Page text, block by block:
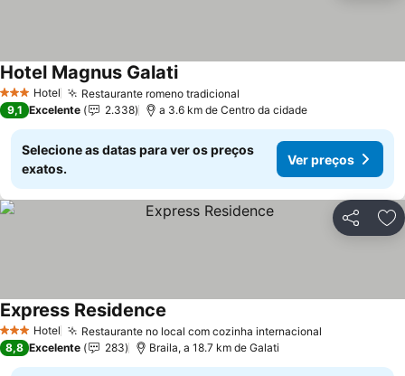
3 EstrelasHotel Restaurante romeno tradicional
Hotel Magnus GalatiVer preços
9,1 Excelente 2.338 a 3.6 km de Centro da cidade
Selecione as datas para ver os preços
exatos.
Ver preços
Partilhar
3 EstrelasHotel Restaurante no local com cozinha internacional
Express Residence
8,8 Excelente 283 Braila, a 18.7 km de Galati